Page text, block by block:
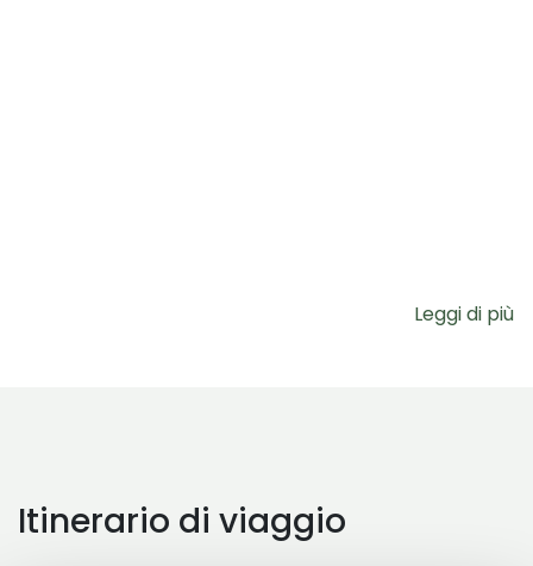
Leggi di più
Itinerario di viaggio